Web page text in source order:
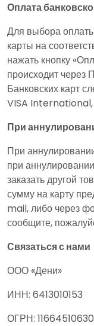
Оплата
Для выбора
карты на
нажать кнопку
происходит
Банковских карт
VISA
При
При
при
заказать другой
сумму на карту
mail, либо через
сообщите,
Связаться с нами
ООО «Дени»
ИНН: 6413010153
ОГРН: